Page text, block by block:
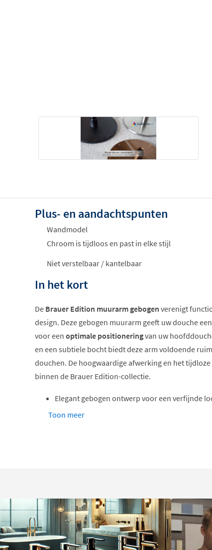
Plus- en aandachtspunten
Wandmodel
Chroom is tijdloos en past in elke stijl
Niet verstelbaar / kantelbaar
In het kort
De Brauer Edition muurarm gebogen verenigt
design. Deze gebogen muurarm geeft uw douche
voor een optimale positioneringvan uw
en een subtiele bocht biedt deze arm voldoende
douchen. De hoogwaardige afwerking en het
binnen de Brauer Edition-collectie.
Elegant gebogen ontwerp voor een verfijnde
Lengte van 400 mm biedt optimaal
Het gebogen ontwerpvan deze muurarm zorgt niet
uitstraling, maar ook voor een praktische plaatsing
bocht brengt de douchekop iets naar voren en naar
Toon meer